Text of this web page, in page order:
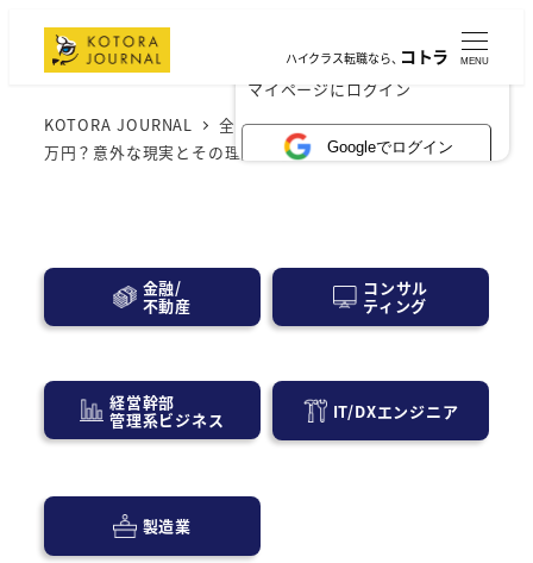
×
マイページにログイン
Googleでログイン
ハイクラス転職なら、コトラ MENU
KOTORA JOURNAL 全般
日本の平均年収は本当に460
万円？意外な現実とその理由に迫る
金融/
不動産
コンサル
ティング
経営幹部
管理系ビジネス IT/DXエンジニア
製造業